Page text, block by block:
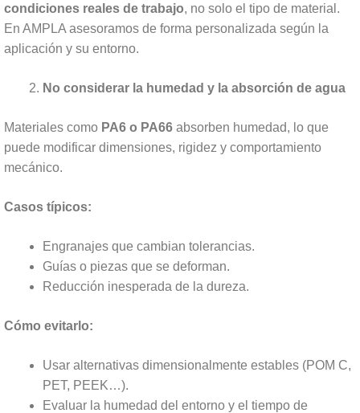
condiciones reales de trabajo, no solo el tipo de material.
En AMPLA asesoramos de forma personalizada según la
aplicación y su entorno.
No considerar la humedad y la absorción de agua
Materiales como PA6 o PA66 absorben humedad, lo que
puede modificar dimensiones, rigidez y comportamiento
mecánico.
Casos típicos:
Engranajes que cambian tolerancias.
Guías o piezas que se deforman.
Reducción inesperada de la dureza.
Cómo evitarlo:
Usar alternativas dimensionalmente estables (POM C,
PET, PEEK…).
Evaluar la humedad del entorno y el tiempo de